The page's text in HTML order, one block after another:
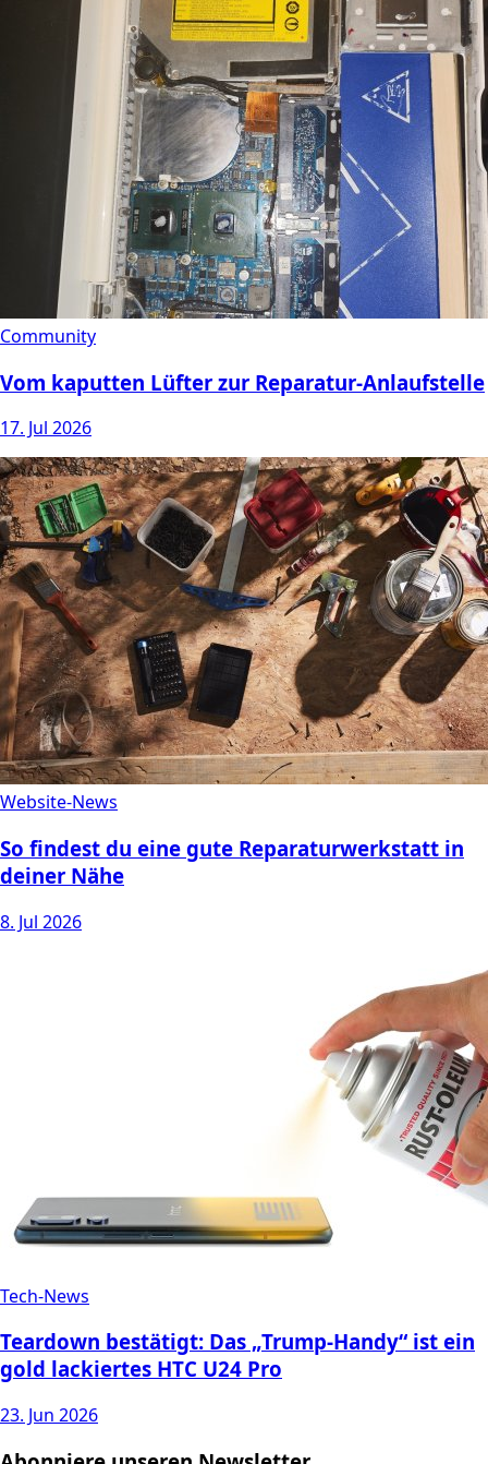
Community
Vom kaputten Lüfter zur Reparatur-Anlaufstelle
17. Jul 2026
Website-News
So findest du eine gute Reparaturwerkstatt in
deiner Nähe
8. Jul 2026
Tech-News
Teardown bestätigt: Das „Trump-Handy“ ist ein
gold lackiertes HTC U24 Pro
23. Jun 2026